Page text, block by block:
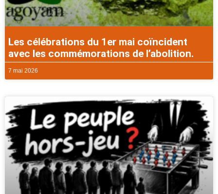
Les célébrations du 1er mai coïncident
avec les commémorations de l’abolition.
7 mai 2026